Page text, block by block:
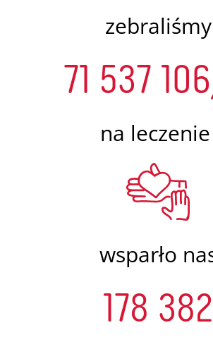
zebraliśmy
71 537
na leczenie
wsparło
178 382